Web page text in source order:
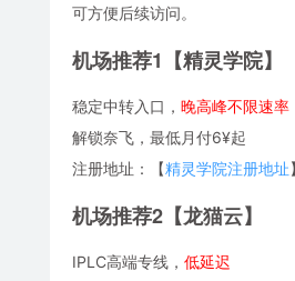
可方便后续访问。
机场推荐1【精灵学院】
稳定中转入口， 晚高峰不限速率
解锁奈飞，最低月付6¥起
注册地址：【精灵学院注册地址】
机场推荐2【龙猫云】
IPLC高端专线， 低延迟